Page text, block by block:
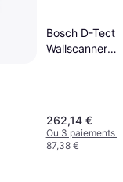
Bosch D-Tect
Wallscanner
262,14 €
Ou 3 paiements
87,38 €